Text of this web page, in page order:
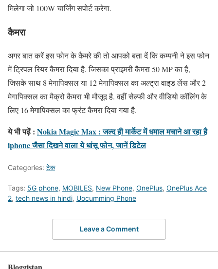
मिलेगा जो 100W चार्जिंग सपोर्ट करेगा.
कैमरा
अगर बात करें इस फोन के कैमरे की तो आपको बता दें कि कम्पनी ने इस फोन
में ट्रिपल रियर कैमरा दिया है. जिसका प्राइमरी कैमरा 50 MP का है,
जिसके साथ 8 मेगापिक्सल या 12 मेगापिक्सल का अल्ट्रा वाइड लेंस और 2
मेगापिक्सल का मैक्रो कैमरा भी मौजूद है. वहीं सेल्फी और वीडियो कॉलिंग के
लिए 16 मेगापिक्सल का फ्रंट कैमरा दिया गया है.
ये भी पढ़ें : Nokia Magic Max : जल्द ही मार्केट में धमाल मचाने आ रहा है
iphone जैसा दिखने वाला ये धांसू फोन, जानें डिटेल
Categories: टेक
Tags: 5G phone, MOBILES, New Phone, OnePlus, OnePlus Ace
2, tech news in hindi, Uocumming Phone
Leave a Comment
Bloggistan